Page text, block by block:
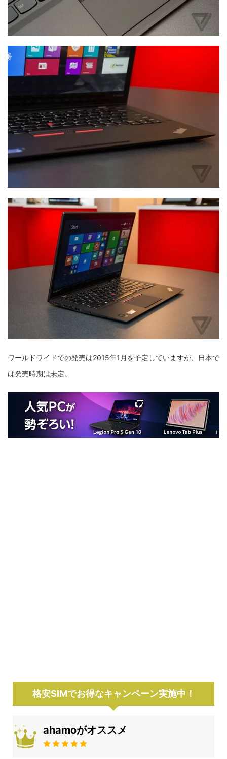
ワールドワイドでの発売は2015年1月を予定していますが、日本で
は発売時期は未定。
格安SIMでお得なキャンペーン実施中！
ahamoがオススメ